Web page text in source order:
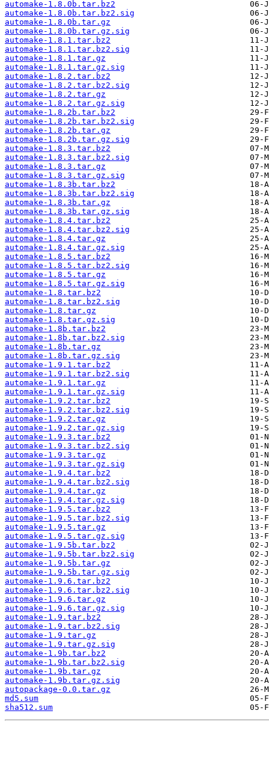
automake-1.8.0b.tar.bz2
automake-1.8.0b.tar.bz2.sig
automake-1.8.0b.tar.gz
automake-1.8.0b.tar.gz.sig
automake-1.8.1.tar.bz2
automake-1.8.1.tar.bz2.sig
automake-1.8.1.tar.gz
automake-1.8.1.tar.gz.sig
automake-1.8.2.tar.bz2
automake-1.8.2.tar.bz2.sig
automake-1.8.2.tar.gz
automake-1.8.2.tar.gz.sig
automake-1.8.2b.tar.bz2
automake-1.8.2b.tar.bz2.sig
automake-1.8.2b.tar.gz
automake-1.8.2b.tar.gz.sig
automake-1.8.3.tar.bz2
automake-1.8.3.tar.bz2.sig
automake-1.8.3.tar.gz
automake-1.8.3.tar.gz.sig
automake-1.8.3b.tar.bz2
automake-1.8.3b.tar.bz2.sig
automake-1.8.3b.tar.gz
automake-1.8.3b.tar.gz.sig
automake-1.8.4.tar.bz2
automake-1.8.4.tar.bz2.sig
automake-1.8.4.tar.gz
automake-1.8.4.tar.gz.sig
automake-1.8.5.tar.bz2
automake-1.8.5.tar.bz2.sig
automake-1.8.5.tar.gz
automake-1.8.5.tar.gz.sig
automake-1.8.tar.bz2
automake-1.8.tar.bz2.sig
automake-1.8.tar.gz
automake-1.8.tar.gz.sig
automake-1.8b.tar.bz2
automake-1.8b.tar.bz2.sig
automake-1.8b.tar.gz
automake-1.8b.tar.gz.sig
automake-1.9.1.tar.bz2
automake-1.9.1.tar.bz2.sig
automake-1.9.1.tar.gz
automake-1.9.1.tar.gz.sig
automake-1.9.2.tar.bz2
automake-1.9.2.tar.bz2.sig
automake-1.9.2.tar.gz
automake-1.9.2.tar.gz.sig
automake-1.9.3.tar.bz2
automake-1.9.3.tar.bz2.sig
automake-1.9.3.tar.gz
automake-1.9.3.tar.gz.sig
automake-1.9.4.tar.bz2
automake-1.9.4.tar.bz2.sig
automake-1.9.4.tar.gz
automake-1.9.4.tar.gz.sig
automake-1.9.5.tar.bz2
automake-1.9.5.tar.bz2.sig
automake-1.9.5.tar.gz
automake-1.9.5.tar.gz.sig
automake-1.9.5b.tar.bz2
automake-1.9.5b.tar.bz2.sig
automake-1.9.5b.tar.gz
automake-1.9.5b.tar.gz.sig
automake-1.9.6.tar.bz2
automake-1.9.6.tar.bz2.sig
automake-1.9.6.tar.gz
automake-1.9.6.tar.gz.sig
automake-1.9.tar.bz2
automake-1.9.tar.bz2.sig
automake-1.9.tar.gz
automake-1.9.tar.gz.sig
automake-1.9b.tar.bz2
automake-1.9b.tar.bz2.sig
automake-1.9b.tar.gz
automake-1.9b.tar.gz.sig
autopackage-0.0.tar.gz
md5.sum
sha512.sum